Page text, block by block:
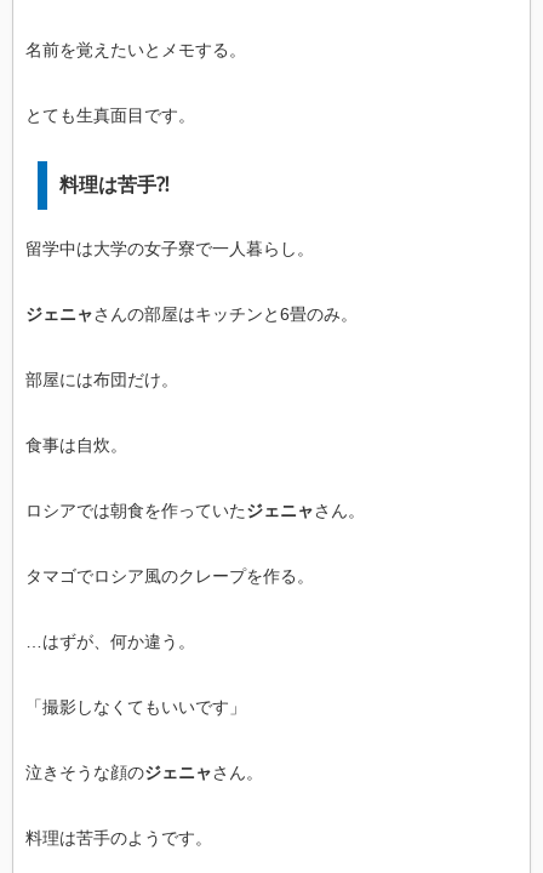
名前を覚えたいとメモする。
とても生真面目です。
料理は苦手⁈
留学中は大学の女子寮で一人暮らし。
ジェニャさんの部屋はキッチンと6畳のみ。
部屋には布団だけ。
食事は自炊。
ロシアでは朝食を作っていたジェニャさん。
タマゴでロシア風のクレープを作る。
…はずが、何か違う。
「撮影しなくてもいいです」
泣きそうな顔のジェニャさん。
料理は苦手のようです。